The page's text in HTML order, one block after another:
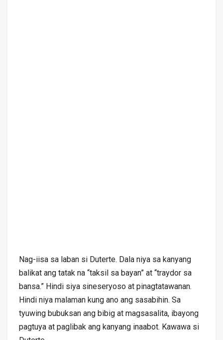
Nag-iisa sa laban si Duterte. Dala niya sa kanyang
balikat ang tatak na “taksil sa bayan” at “traydor sa
bansa.” Hindi siya sineseryoso at pinagtatawanan.
Hindi niya malaman kung ano ang sasabihin. Sa
tyuwing bubuksan ang bibig at magsasalita, ibayong
pagtuya at paglibak ang kanyang inaabot. Kawawa si